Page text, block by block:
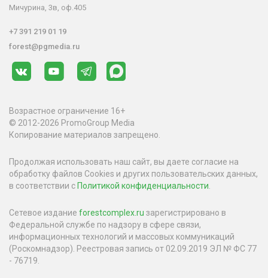
Мичурина, 3в, оф.405
+7 391 219 01 19
forest@pgmedia.ru
Возрастное ограничение 16+
© 2012-2026 PromoGroup Media
Копирование материалов запрещено.
Продолжая использовать наш сайт, вы даете согласие на
обработку файлов Cookies и других пользовательских данных,
в соответствии с Политикой конфиденциальности
Сетевое издание forestcomplex.ru зарегистрировано в
Федеральной службе по надзору в сфере связи,
информационных технологий и массовых коммуникаций
(Роскомнадзор). Реестровая запись от 02.09.2019 ЭЛ № ФС 77
- 76719.